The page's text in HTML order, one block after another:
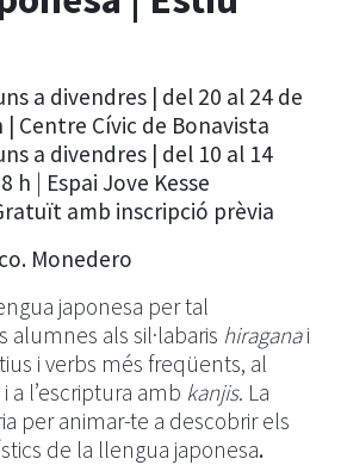
a divendres | del 20 al 24 de
| Centre Cívic de Bonavista
a divendres | del 10 al 14
h | Espai Jove Kesse
amb inscripció prèvia
Monedero
japonesa per tal
alumnes als sil·labaris hiraganai
i verbs més freqüents, al
a l’escriptura amb kanjis. La
per animar-te a descobrir els
de la llengua japonesa.